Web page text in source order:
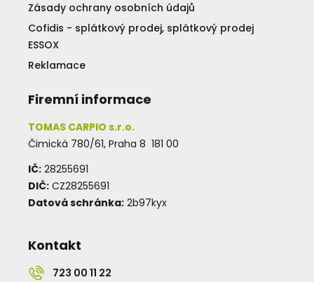
Zásady ochrany osobních údajů
Cofidis - splátkový prodej, splátkový prodej
ESSOX
Reklamace
Firemní informace
TOMAS CARPIO s.r.o.
Čimická 780/61, Praha 8 181 00
IČ: 28255691
DIČ: CZ28255691
Datová schránka: 2b97kyx
Kontakt
723 00 11 22